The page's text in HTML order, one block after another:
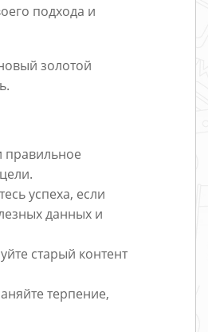
подхода и
золотой
правильное
успеха, если
данных и
старый контент
терпение,